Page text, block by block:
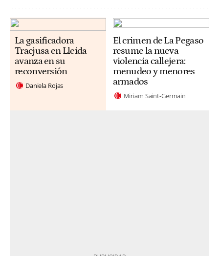
La gasificadora
Tracjusa en Lleida
avanza en su
reconversión
Daniela Rojas
El crimen de La Pegaso
resume la nueva
violencia callejera:
menudeo y menores
armados
Miriam Saint-Germain